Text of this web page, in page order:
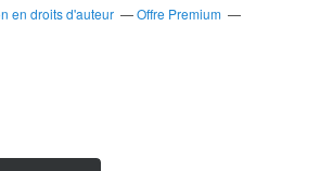
en droits d'auteur
Offre Premium